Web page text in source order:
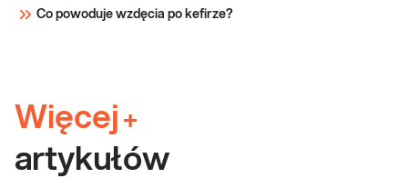
Co powoduje wzdęcia po kefirze?
Więcej +
artykułów